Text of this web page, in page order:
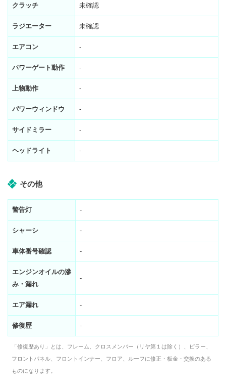
クラッチ 未確認
ラジエーター 未確認
エアコン -
パワーゲート動作 -
上物動作 -
パワーウィンドウ -
サイドミラー -
ヘッドライト -
その他
警告灯 -
シャーシ -
車体番号確認 -
エンジンオイルの滲
み・漏れ
-
エア漏れ -
修復歴 -
「修復歴あり」とは、フレーム、クロスメンバー（リヤ第１は除く）、ピラー、
フロントパネル、フロントインナー、フロア、ルーフに修正・板金・交換のある
ものになります。